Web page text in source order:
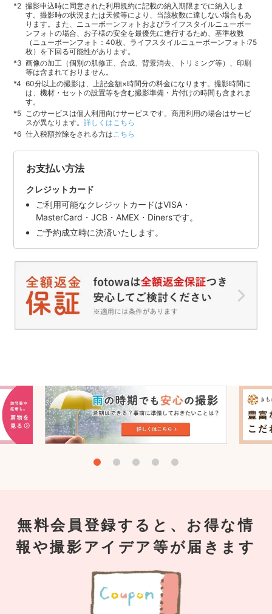
撮影申込時に同意された利用規約に記載の納入期限までに納入しま
す。撮影時の状況または天候等により、当該枚数に達しない場合もあ
ります。また、ニューボーンフォトおよびライフスタイルニューボー
ンフォトの場合、お子様の安全を最優先に進行するため、基準枚数
（ニューボーンフォト：40枚、ライフスタイルニューボーンフォト:75
枚）を下回る可能性があります。
画像の加工（個別の肌修正、合成、背景消去、トリミング等）、印刷
等は含まれておりません。
60分以上の撮影は、上記金額×時間分の料金になります。撮影時間に
は、機材・セットの設置等を含む撮影準備・片付けの時間も含まれま
す。
このサービスは個人利用向けサービスです。商用利用の場合はサービ
スが異なります。詳しくはこちら
仕入税額控除をされる方は こちら
お支払い方法
クレジットカード
ご利用可能なクレジットカードはVISA・
MasterCard・JCB・AMEX・Dinersです。
ご予約成立時に決済いたします。
無料会員登録すると、お得な情
報や撮影アイデア等が届きます